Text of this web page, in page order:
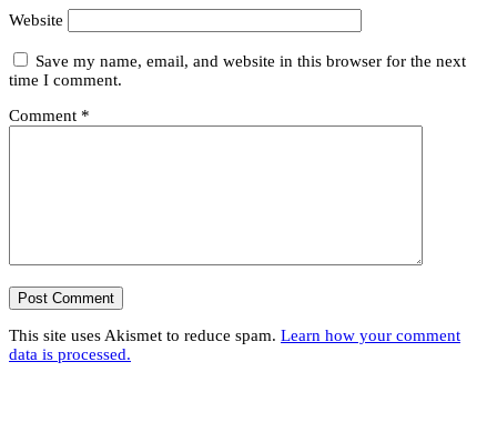
Website
Save my name, email, and website in this browser for the next
time I comment.
Comment *
This site uses Akismet to reduce spam. Learn how your comment
data is processed.